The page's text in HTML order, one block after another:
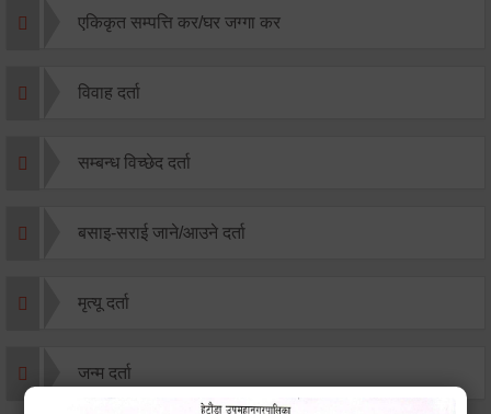
एकिकृत सम्पत्ति कर/घर जग्गा कर
विवाह दर्ता
सम्बन्ध विच्छेद दर्ता
बसाइ-सराई जाने/आउने दर्ता
मृत्यू दर्ता
जन्म दर्ता